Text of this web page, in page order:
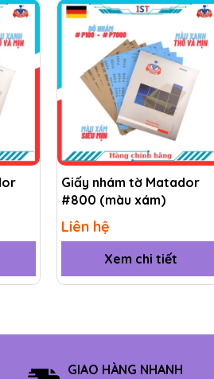
AP23M
được sản xuất trên
sản phẩm trong khi sử dụng,
nghiệp ô tô, khuôn mẫu, cơ
Giấy nhám tờ Matador
#800 (màu xám)
Liên hệ
Xem chi tiết
GIAO HÀNG NHANH